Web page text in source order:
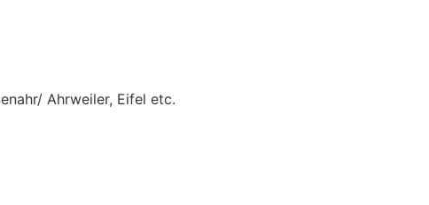
Ahrweiler, Eifel etc.